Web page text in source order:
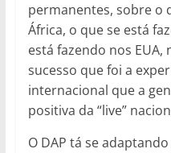
permanentes, sobre o
África, o que se está
está fazendo nos EUA,
sucesso que foi a
internacional que a
positiva da “live”
O DAP tá se